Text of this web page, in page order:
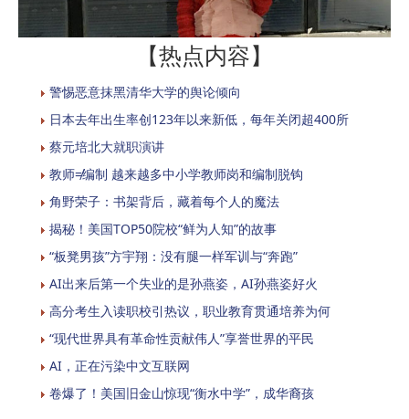
【热点内容】
警惕恶意抹黑清华大学的舆论倾向
日本去年出生率创123年以来新低，每年关闭超400所
蔡元培北大就职演讲
教师≠编制 越来越多中小学教师岗和编制脱钩
角野荣子：书架背后，藏着每个人的魔法
揭秘！美国TOP50院校“鲜为人知”的故事
“板凳男孩”方宇翔：没有腿一样军训与“奔跑”
AI出来后第一个失业的是孙燕姿，AI孙燕姿好火
高分考生入读职校引热议，职业教育贯通培养为何
“现代世界具有革命性贡献伟人”享誉世界的平民
AI，正在污染中文互联网
卷爆了！美国旧金山惊现“衡水中学”，成华裔孩